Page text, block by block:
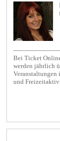
Bei Ticket
werden jährlich
Veranstaltungen
und